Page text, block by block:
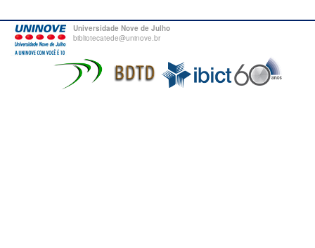
Universidade Nove de Julho
bibliotecatede@uninove.br